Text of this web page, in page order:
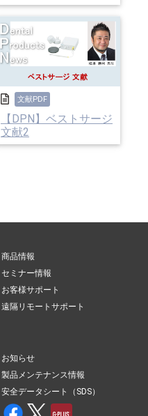
文献PDF
【DPN】ベストサージ
文献2
商品情報
セミナー情報
お客様サポート
遠隔リモートサポート
お知らせ
製品メンテナンス情報
安全データシート（SDS）